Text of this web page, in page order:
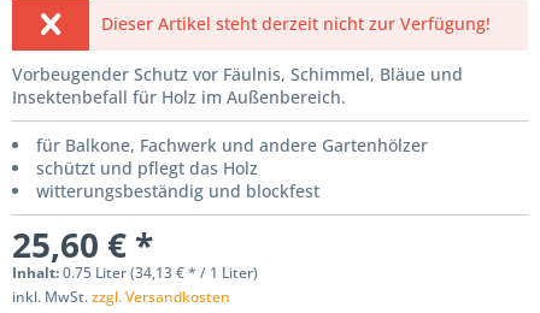
Dieser Artikel steht derzeit nicht zur Verfügung!
Vorbeugender Schutz vor Fäulnis, Schimmel, Bläue und
Insektenbefall für Holz im Außenbereich.
für Balkone, Fachwerk und andere Gartenhölzer
schützt und pflegt das Holz
witterungsbeständig und blockfest
25,60 € *
Inhalt:0.75 Liter (34,13 € * / 1 Liter)
inkl. MwSt.zzgl. Versandkosten